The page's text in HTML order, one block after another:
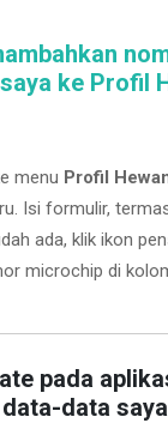
ke Profil
menu Profil
Isi formulir,
ada, klik ikon
microchip di
pada
data